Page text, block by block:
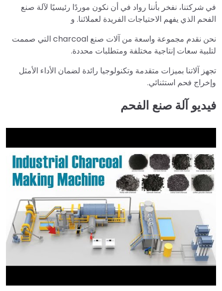
في شركتنا، نفخر بأننا رواد في أن نكون موردًا رئيسيًا لآلة صنع
الفحم الذي يفهم الاحتياجات الفريدة لعملائنا. و
نحن نقدم مجموعة واسعة من آلات صنع charcoal التي صممت
لتلبية سعات إنتاجية مختلفة ومتطلبات محددة.
تجهز آلاتنا بميزات متقدمة وتكنولوجيا رائدة لضمان الأداء الأمثل
وإخراج فحم استثنائي.
فيديو آلة صنع الفحم